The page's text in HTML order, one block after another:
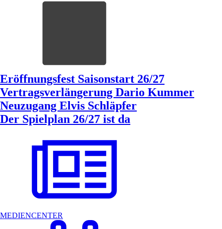
Eröffnungsfest Saisonstart 26/27
Vertragsverlängerung Dario Kummer
Neuzugang Elvis Schläpfer
Der Spielplan 26/27 ist da
MEDIENCENTER